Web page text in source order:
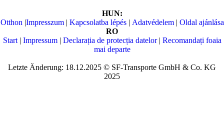
HUN:
Otthon |Impresszum | Kapcsolatba lépés| Adatvédelem| Oldal ajánlása
RO
Start | Impressum | Declarația de protecția datelor| Recomandați foaia
mai departe
Letzte Änderung: 18.12.2025 © SF-Transporte GmbH & Co. KG
2025